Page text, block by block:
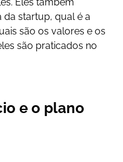
startup, qual é a
são os valores e os
são praticados no
e o plano